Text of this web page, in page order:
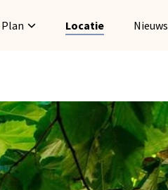
Plan Locatie Nieuws